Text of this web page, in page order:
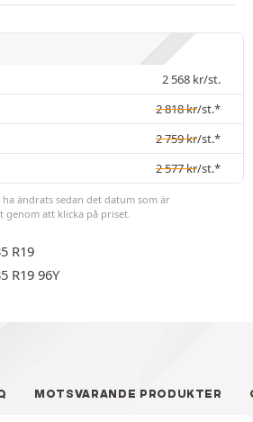
2 568 kr/st.
2 818kr/st.*
2 759kr/st.*
2 577kr/st.*
ändrats sedan det datum som är
genom att klicka på priset.
R19
R19 96Y
MOTSVARANDE PRODUKTER